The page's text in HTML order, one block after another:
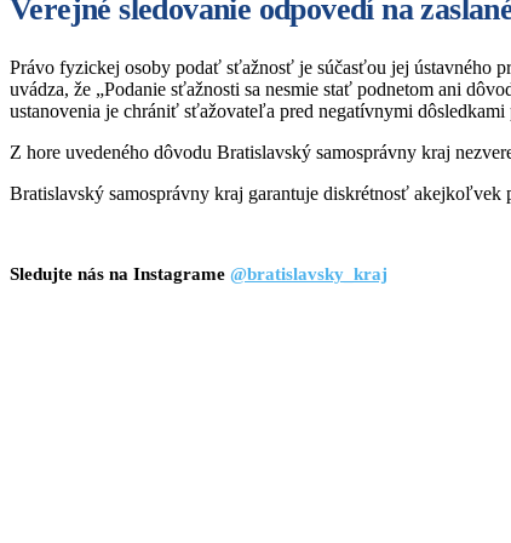
Verejné sledovanie odpovedí na
Právo fyzickej osoby podať sťažnosť je súčasťou jej ústavného
uvádza, že „Podanie sťažnosti sa nesmie stať podnetom ani
ustanovenia je chrániť sťažovateľa pred negatívnymi
Z hore uvedeného dôvodu Bratislavský samosprávny kraj
Bratislavský samosprávny kraj garantuje diskrétnosť akejkoľvek
Sledujte nás na Instagrame @bratislavsky_kraj